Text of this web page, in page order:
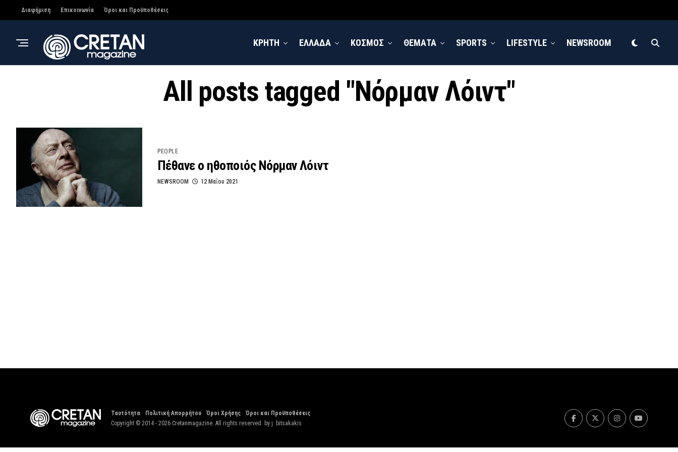
Διαφήμιση Επικοινωνία Όροι και Προϋποθέσεις
ΚΡΗΤΗ ΕΛΛΑΔΑ ΚΟΣΜΟΣ ΘΕΜΑΤΑ SPORTS LIFESTYLE NEWSROOM
All posts tagged "Νόρμαν Λόιντ"
PEOPLE
Πέθανε ο ηθοποιός Νόρμαν Λόιντ
NEWSROOM 12 Μαΐου 2021
Ταυτότητα Πολιτική Απορρήτου Όροι Χρήσης
Όροι και Προϋποθέσεις
Copyright © 2014 - 2026 Cretanmagazine. All rights reserved. by j. bitsakakis